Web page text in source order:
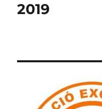
2019